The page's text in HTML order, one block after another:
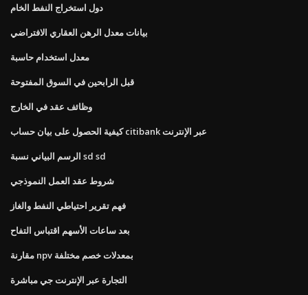
دول استخراج النفط الخام
بيانات معدل الرهن العقاري الافتراضي
معدل استخدام حاسبة
قبل الرابحين في السوق المفتوحة
وظائف عقد في الخارج
كيفية الحصول على بيان حساب citibank عبر الإنترنت
الرسم البياني نسبة sd sd
شروط عقد العمل النموذجي
فهم تقرير احتياطي النفط والغاز
بعد ساعات الأسهم اقتباس التفاح
مقارنة npv بمعدلات خصم مختلفة
التجارة عبر الإنترنت جي مباشرة